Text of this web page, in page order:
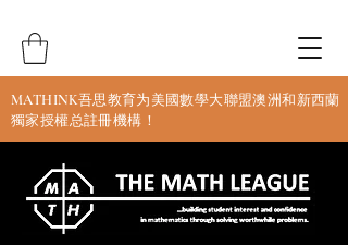
MATHINK吾思教育为美國數學大聯盟澳洲和新西蘭
獨家授權总註冊機構！